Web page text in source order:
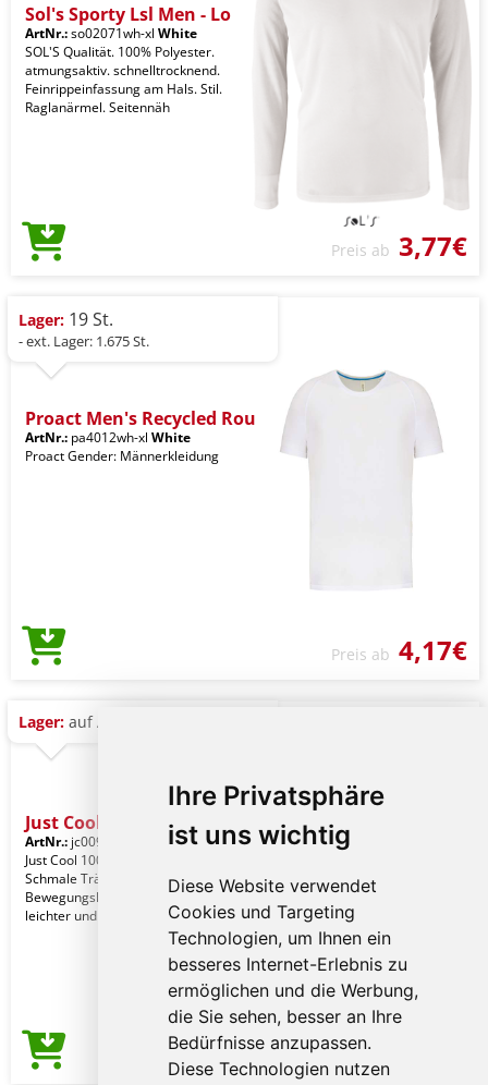
Ihre Privatsphäre
ist uns wichtig
Diese Website verwendet
Cookies und Targeting
Technologien, um Ihnen ein
besseres Internet-Erlebnis zu
ermöglichen und die Werbung,
die Sie sehen, besser an Ihre
Bedürfnisse anzupassen.
Diese Technologien nutzen
Sol's Sporty Lsl Men - Lo
ArtNr.:so02071wh-xl White
SOL'S Qualität. 100% Polyester.
atmungsaktiv. schnelltrocknend.
Feinrippeinfassung am Hals. Stil.
Raglanärmel. Seitennäh
Preis ab 3,77€
Lager: 19 St.
- ext. Lager: 1.675 St.
Proact Men's Recycled Rou
ArtNr.: pa4012wh-xl White
Proact Gender: Männerkleidung
Preis ab 4,17€
Lager: auf Anfrage
Just Cool Cool Muscle Vest
ArtNr.: jc009awh-xl
White
Just Cool 100% Polyester. Standard Fit.
Schmale Träger sorgen für
Bewegungskomfort. Firmeneigener
leichter und geschmeid
Preis ab